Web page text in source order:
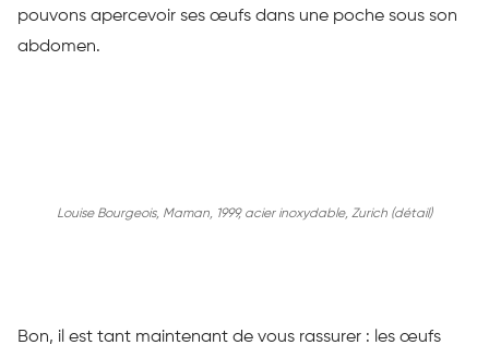
pouvons apercevoir ses œufs dans une poche sous son
abdomen.
Louise Bourgeois, Maman, 1999, acier inoxydable, Zurich (détail)
Bon, il est tant maintenant de vous rassurer : les œufs